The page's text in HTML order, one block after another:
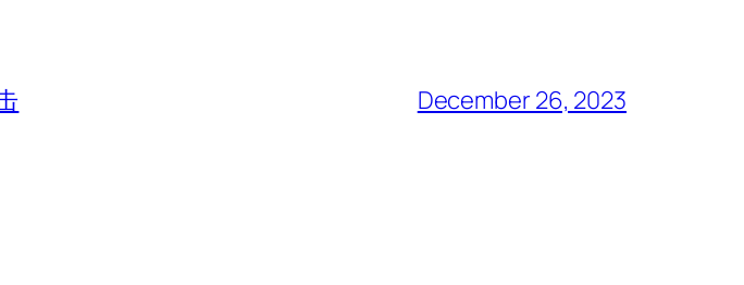
December 26, 2023